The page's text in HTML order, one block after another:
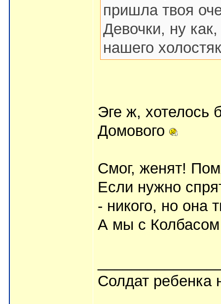
пришла твоя
Девочки, ну
нашего
Эге ж, хотелось
Домового
Смог, женят!
Если нужно
- никого, но она
А мы с Колбасом
Солдат ребенка